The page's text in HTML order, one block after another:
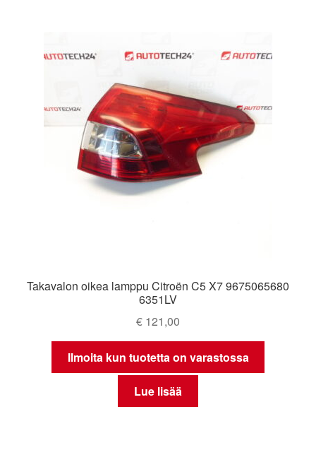
Takavalon oikea lamppu Citroën C5 X7 9675065680
6351LV
€ 121,00
Ilmoita kun tuotetta on varastossa
Lue lisää